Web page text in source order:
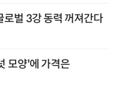
벌 3강 동력 꺼져간다
모양'에 가격은